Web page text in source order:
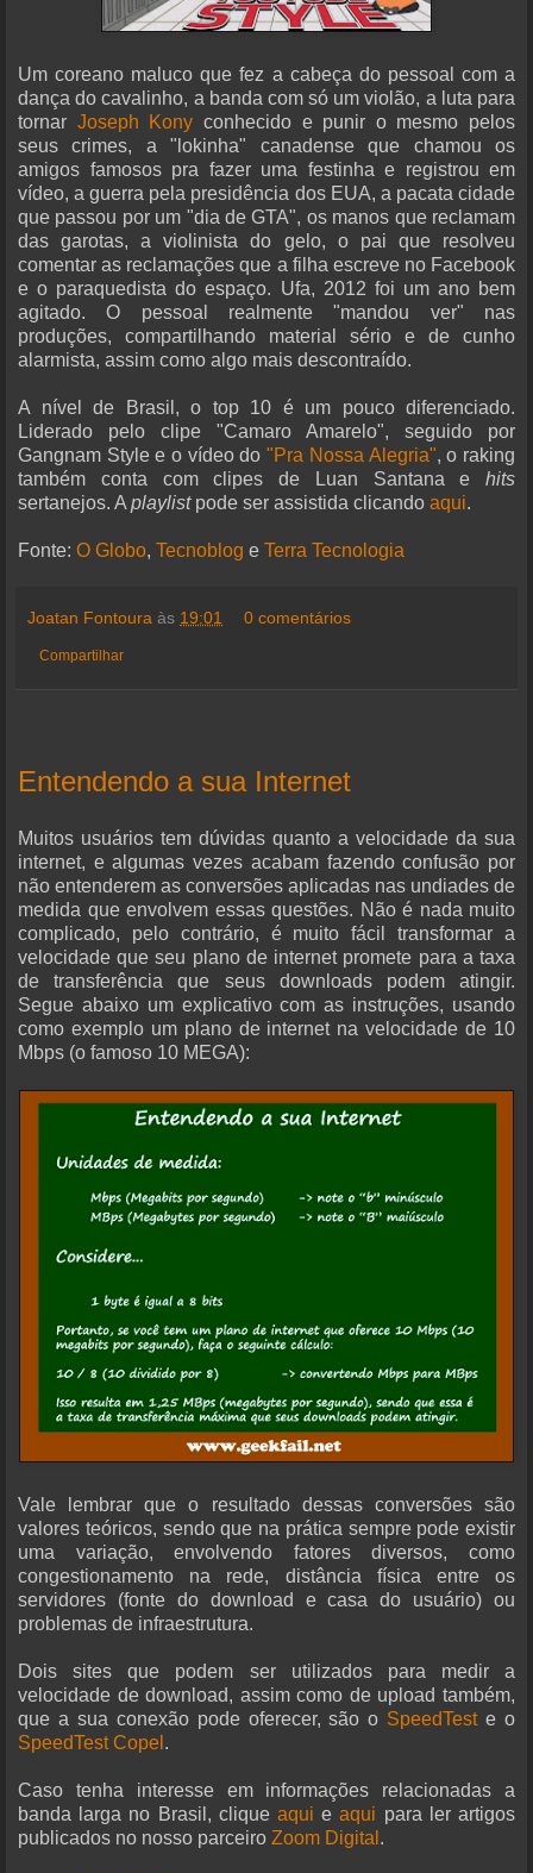
Um coreano maluco que fez a cabeça do pessoal com a
dança do cavalinho, a banda com só um violão, a luta para
tornar Joseph Kony conhecido e punir o mesmo pelos
seus crimes, a "lokinha" canadense que chamou os
amigos famosos pra fazer uma festinha e registrou em
vídeo, a guerra pela presidência dos EUA, a pacata cidade
que passou por um "dia de GTA", os manos que reclamam
das garotas, a violinista do gelo, o pai que resolveu
comentar as reclamações que a filha escreve no Facebook
e o paraquedista do espaço. Ufa, 2012 foi um ano bem
agitado. O pessoal realmente "mandou ver" nas
produções, compartilhando material sério e de cunho
alarmista, assim como algo mais descontraído.
A nível de Brasil, o top 10 é um pouco diferenciado.
Liderado pelo clipe "Camaro Amarelo", seguido por
Gangnam Style e o vídeo do"Pra Nossa Alegria", o raking
também conta com clipes de Luan Santana e hits
sertanejos. A playlistpode ser assistida clicando aqui.
Fonte: O Globo, Tecnoblog e Terra Tecnologia
Joatan Fontoura às 19:01 0 comentários
Compartilhar
Entendendo a sua Internet
Muitos usuários tem dúvidas quanto a velocidade da sua
internet, e algumas vezes acabam fazendo confusão por
não entenderem as conversões aplicadas nas undiades de
medida que envolvem essas questões. Não é nada muito
complicado, pelo contrário, é muito fácil transformar a
velocidade que seu plano de internet promete para a taxa
de transferência que seus downloads podem atingir.
Segue abaixo um explicativo com as instruções, usando
como exemplo um plano de internet na velocidade de 10
Mbps (o famoso 10 MEGA):
Vale lembrar que o resultado dessas conversões são
valores teóricos, sendo que na prática sempre pode existir
uma variação, envolvendo fatores diversos, como
congestionamento na rede, distância física entre os
servidores (fonte do download e casa do usuário) ou
problemas de infraestrutura.
Dois sites que podem ser utilizados para medir a
velocidade de download, assim como de upload também,
que a sua conexão pode oferecer, são o SpeedTeste o
SpeedTest Copel .
Caso tenha interesse em informações relacionadas a
banda larga no Brasil, clique aqui eaqui para ler artigos
publicados no nosso parceiro Zoom Digital .